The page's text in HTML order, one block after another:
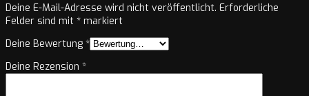
Deine E-Mail-Adresse wird nicht veröffentlicht. Erforderliche
Felder sind mit * markiert
Deine Bewertung *
Deine Rezension *